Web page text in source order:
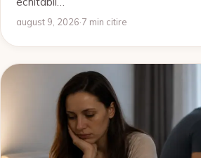
august 9, 2026·7 min citire